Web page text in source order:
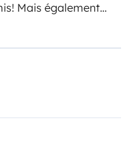
Mais également
sur autoroutes). Il est
(160 cm), 2 lits
L/100 Km) selon les